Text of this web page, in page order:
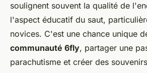
soulignent souvent la qualité de
l'aspect éducatif du saut,
novices. C'est une chance unique
communauté 6fly, partager une
parachutisme et créer des